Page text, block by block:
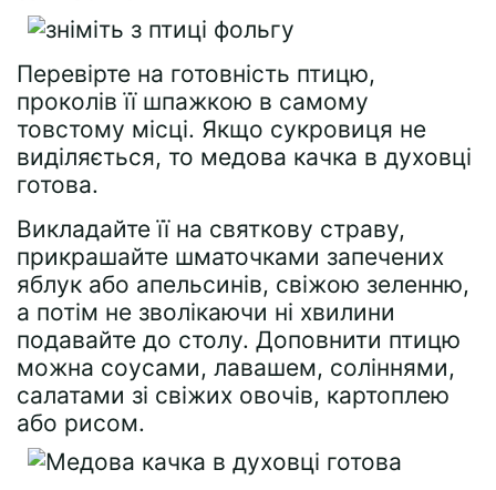
Перевірте на готовність птицю,
проколів її шпажкою в самому
товстому місці. Якщо сукровиця не
виділяється, то медова качка в духовці
готова.
Викладайте її на святкову страву,
прикрашайте шматочками запечених
яблук або апельсинів, свіжою зеленню,
а потім не зволікаючи ні хвилини
подавайте до столу. Доповнити птицю
можна соусами, лавашем, соліннями,
салатами зі свіжих овочів, картоплею
або рисом.